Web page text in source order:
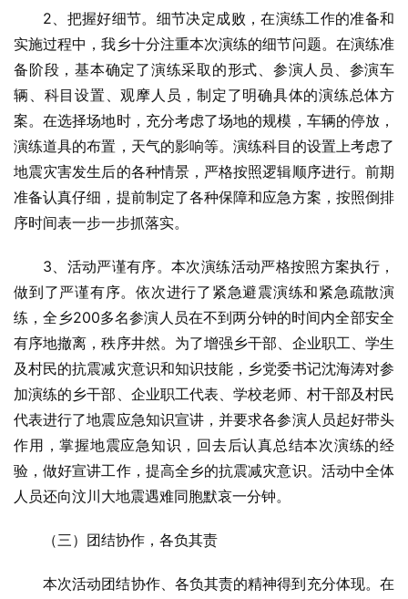
2、把握好细节。细节决定成败，在演练工作的准备和
实施过程中，我乡十分注重本次演练的细节问题。在演练准
备阶段，基本确定了演练采取的形式、参演人员、参演车
辆、科目设置、观摩人员，制定了明确具体的演练总体方
案。在选择场地时，充分考虑了场地的规模，车辆的停放，
演练道具的布置，天气的影响等。演练科目的设置上考虑了
地震灾害发生后的各种情景，严格按照逻辑顺序进行。前期
准备认真仔细，提前制定了各种保障和应急方案，按照倒排
序时间表一步一步抓落实。
3、活动严谨有序。本次演练活动严格按照方案执行，
做到了严谨有序。依次进行了紧急避震演练和紧急疏散演
练，全乡200多名参演人员在不到两分钟的时间内全部安全
有序地撤离，秩序井然。为了增强乡干部、企业职工、学生
及村民的抗震减灾意识和知识技能，乡党委书记沈海涛对参
加演练的乡干部、企业职工代表、学校老师、村干部及村民
代表进行了地震应急知识宣讲，并要求各参演人员起好带头
作用，掌握地震应急知识，回去后认真总结本次演练的经
验，做好宣讲工作，提高全乡的抗震减灾意识。活动中全体
人员还向汶川大地震遇难同胞默哀一分钟。
（三）团结协作，各负其责
本次活动团结协作、各负其责的精神得到充分体现。在